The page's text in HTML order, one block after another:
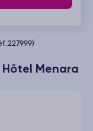
Menara